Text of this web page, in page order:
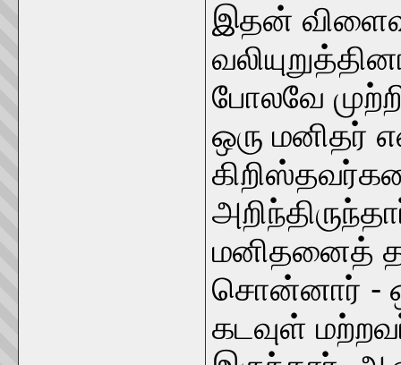
இதன்
போலவே
ஒரு மனிதர்
மனிதனைத்
சொன்னார் -
கடவுள்